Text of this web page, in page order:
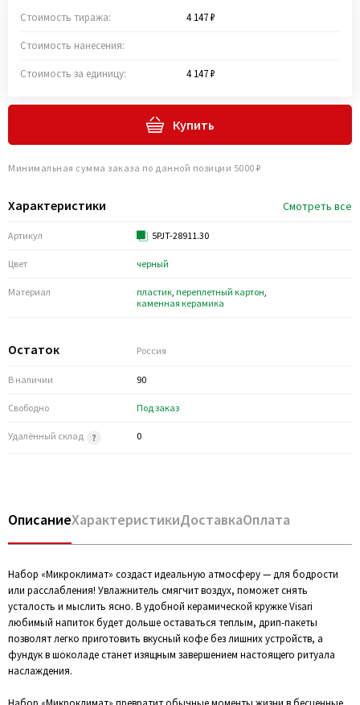
Характеристики Смотреть все
Артикул 5PJT-28911.30
Цвет черный
Материал пластик, переплетный картон,
каменная керамика
Остаток Россия
В наличии 90
Свободно Под заказ
Удалённый склад 0
Стоимость тиража: 4 147 ₽
Стоимость нанесения:
Стоимость за единицу: 4 147 ₽
Купить
Минимальная сумма заказа по данной позиции 5000 ₽
ОписаниеХарактеристикиДоставкаОплата
Набор «Микроклимат» создаст идеальную атмосферу — для бодрости
или расслабления! Увлажнитель смягчит воздух, поможет снять
усталость и мыслить ясно. В удобной керамической кружке Visari
любимый напиток будет дольше оставаться теплым, дрип-пакеты
позволят легко приготовить вкусный кофе без лишних устройств, а
фундук в шоколаде станет изящным завершением настоящего ритуала
наслаждения.